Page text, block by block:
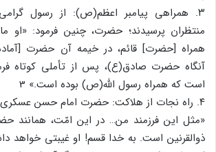
۳. همراهی پیامبر اعظم(ص): از رسول
منتظران پرسیدند؛ حضرت، چنین فرمود: «او
همراه [حضرت] قائم، در خیمه آن حضرت
آنگاه حضرت صادق(ع)، پس از تأملی کوتاه
است که همراه رسول الله(ص) بوده است.» 3
۴. راه نجات از هلاکت: حضرت امام حسن عسکری(ع) می‌فرماید:
«مثل این فرزمند من… در این امّت،
ذوالقرنین است. به خدا قسم! او غیبتی خواهد